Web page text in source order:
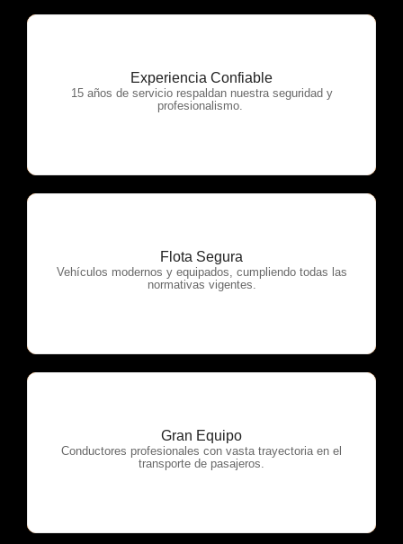
Experiencia Confiable
15 años de servicio respaldan nuestra seguridad y
profesionalismo.
OTP Servicios
Flota Segura
Vehículos modernos y equipados, cumpliendo todas las
normativas vigentes.
OTP Servicios
Gran Equipo
Conductores profesionales con vasta trayectoria en el
transporte de pasajeros.
OTP Servicios